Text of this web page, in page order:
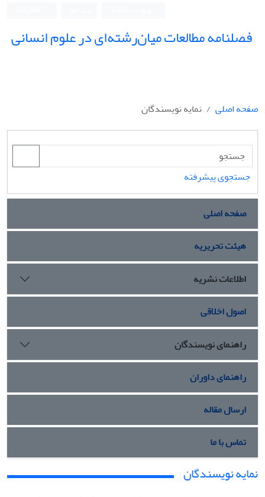
فصلنامه مطالعات میان‌رشته‌ای در علوم انسانی
صفحه اصلی نمایه نویسندگان
جستجوی پیشرفته
صفحه اصلی
هیئت تحریریه
اطلاعات نشریه
اصول اخلاقی
راهنمای نویسندگان
راهنمای داوران
ارسال مقاله
تماس با ما
نمایه نویسندگان